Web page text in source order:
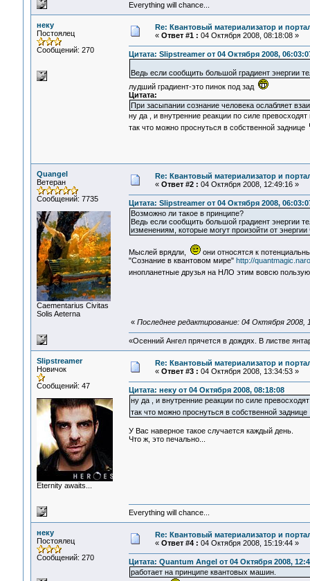
Everything will chance...
неку
Постоялец
Сообщений: 270
Re: Квантовый материализатор и
« Ответ #1 : 04 Октября 2008, 08:18:08 »
Цитата: Slipstreamer от 04 Октября 2008,
Ведь если сообщить большой градиент энергии
лудший градиент-это пинок под зад
Цитата:
При засыпании сознание человека ослабляет
ну да , и внутренние реакции по силе
так что можно проснуться в собственной заднице
Quangel
Ветеран
Сообщений: 7735
Сaementarius Civitas
Solis Aeterna
Re: Квантовый материализатор и
« Ответ #2 : 04 Октября 2008, 12:49:16 »
Цитата: Slipstreamer от 04 Октября 2008,
Возможно ли такое в принципе?
Ведь если сообщить большой градиент энергии
изменениям, которые могут произойти от
Мыслей врядли,
они относятся к
"Сознание в квантовом мире" http://
инопланетные друзья на НЛО этим вовсю
« Последнее редактирование: 04 Октября 2008,
«Осенний Ангел прячется в дождях. В листве
Slipstreamer
Новичок
Сообщений: 47
Eternity awaits...
Re: Квантовый материализатор и
« Ответ #3 : 04 Октября 2008, 13:34:53 »
Цитата: неку от 04 Октября 2008, 08:18:08
ну да , и внутренние реакции по силе
так что можно проснуться в собственной
У Вас наверное такое случается каждый день.
Что ж, это печально...
Everything will chance...
неку
Постоялец
Сообщений: 270
Re: Квантовый материализатор и
« Ответ #4 : 04 Октября 2008, 15:19:44 »
Цитата: Quantum Angel от 04 Октября 2008,
работает на принципе квантовых машин.